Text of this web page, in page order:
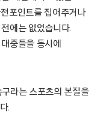
포인트를 집어주거나
에는 없었습니다.
중들을 동시에
라는 스포츠의 본질을
.